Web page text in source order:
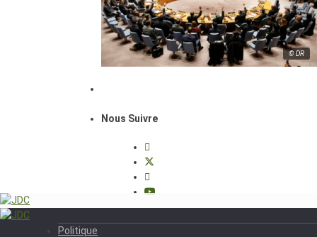
© DR
Nous Suivre
Politique